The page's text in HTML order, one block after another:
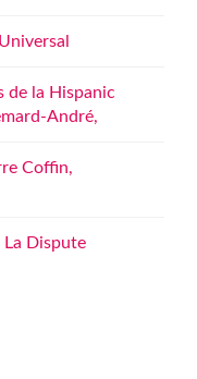
de la Hispanic
André,
Coffin,
La Dispute